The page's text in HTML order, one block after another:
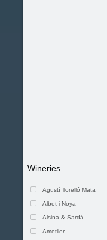
Wineries
Agustí Torelló Mata
Albet i Noya
Alsina & Sardà
Ametller